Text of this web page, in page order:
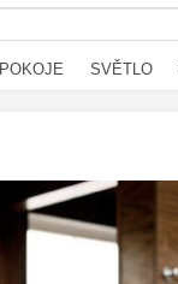
POKOJE SVĚTLO